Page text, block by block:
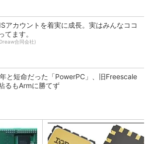
アカウントを着実に成長。実はみんなココ
てます。
合同会社)
と短命だった「PowerPC」、旧Freescale
るもArmに勝てず